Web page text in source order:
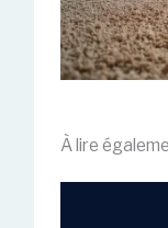
À lire